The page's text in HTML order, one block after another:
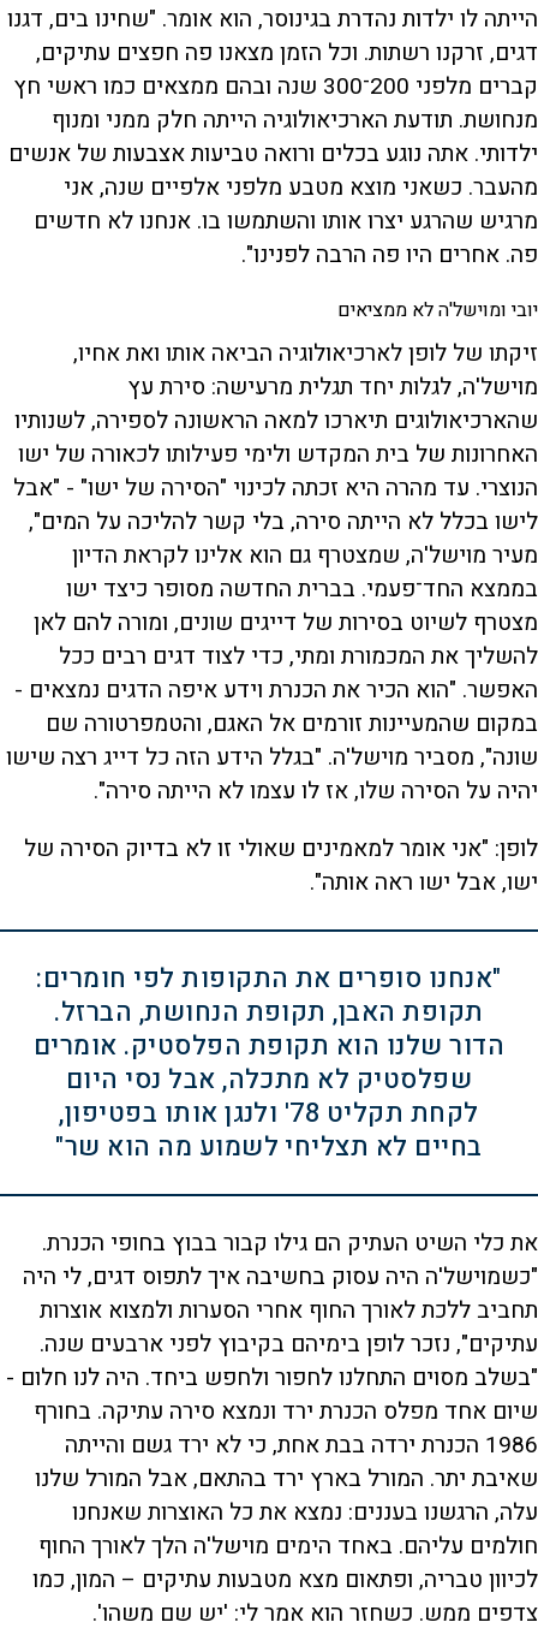
הייתה לו ילדות נהדרת בגינוסר, הוא אומר. "שחינו בים, דגנו
דגים, זרקנו רשתות. וכל הזמן מצאנו פה חפצים עתיקים,
קברים מלפני 200־300 שנה ובהם ממצאים כמו ראשי חץ
מנחושת. תודעת הארכיאולוגיה הייתה חלק ממני ומנוף
ילדותי. אתה נוגע בכלים ורואה טביעות אצבעות של אנשים
מהעבר. כשאני מוצא מטבע מלפני אלפיים שנה, אני
מרגיש שהרגע יצרו אותו והשתמשו בו. אנחנו לא חדשים
פה. אחרים היו פה הרבה לפנינו".
יובי ומוישל'ה לא ממציאים
זיקתו של לופן לארכיאולוגיה הביאה אותו ואת אחיו,
מוישל'ה, לגלות יחד תגלית מרעישה: סירת עץ
שהארכיאולוגים תיארכו למאה הראשונה לספירה, לשנותיו
האחרונות של בית המקדש ולימי פעילותו לכאורה של ישו
הנוצרי. עד מהרה היא זכתה לכינוי "הסירה של ישו" - "אבל
לישו בכלל לא הייתה סירה, בלי קשר להליכה על המים",
מעיר מוישל'ה, שמצטרף גם הוא אלינו לקראת הדיון
בממצא החד־פעמי. בברית החדשה מסופר כיצד ישו
מצטרף לשיוט בסירות של דייגים שונים, ומורה להם לאן
להשליך את המכמורת ומתי, כדי לצוד דגים רבים ככל
האפשר. "הוא הכיר את הכנרת וידע איפה הדגים נמצאים -
במקום שהמעיינות זורמים אל האגם, והטמפרטורה שם
שונה", מסביר מוישל'ה. "בגלל הידע הזה כל דייג רצה שישו
יהיה על הסירה שלו, אז לו עצמו לא הייתה סירה".
לופן: "אני אומר למאמינים שאולי זו לא בדיוק הסירה של
ישו, אבל ישו ראה אותה".
"אנחנו סופרים את התקופות לפי חומרים:
תקופת האבן, תקופת הנחושת, הברזל.
הדור שלנו הוא תקופת הפלסטיק. אומרים
שפלסטיק לא מתכלה, אבל נסי היום
לקחת תקליט 78' ולנגן אותו בפטיפון,
בחיים לא תצליחי לשמוע מה הוא שר"
את כלי השיט העתיק הם גילו קבור בבוץ בחופי הכנרת.
"כשמוישל'ה היה עסוק בחשיבה איך לתפוס דגים, לי היה
תחביב ללכת לאורך החוף אחרי הסערות ולמצוא אוצרות
עתיקים", נזכר לופן בימיהם בקיבוץ לפני ארבעים שנה.
"בשלב מסוים התחלנו לחפור ולחפש ביחד. היה לנו חלום -
שיום אחד מפלס הכנרת ירד ונמצא סירה עתיקה. בחורף
1986 הכנרת ירדה בבת אחת, כי לא ירד גשם והייתה
שאיבת יתר. המורל בארץ ירד בהתאם, אבל המורל שלנו
עלה, הרגשנו בעננים: נמצא את כל האוצרות שאנחנו
חולמים עליהם. באחד הימים מוישל'ה הלך לאורך החוף
לכיוון טבריה, ופתאום מצא מטבעות עתיקים – המון, כמו
צדפים ממש. כשחזר הוא אמר לי: 'יש שם משהו'.